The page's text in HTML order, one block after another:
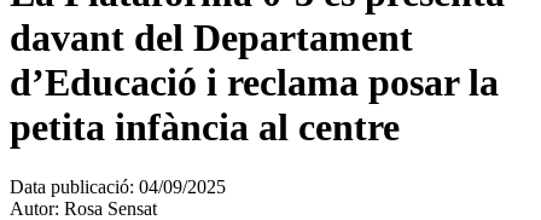
davant del Departament
d’Educació i reclama posar la
petita infància al centre
Data publicació: 04/09/2025
Autor: Rosa Sensat